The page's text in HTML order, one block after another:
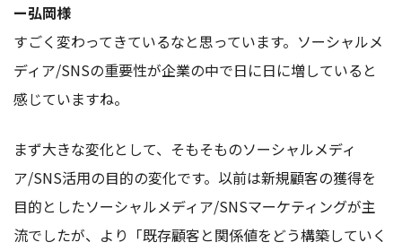
ー弘岡様
すごく変わってきているなと思っています。ソーシャルメ
ディア/SNSの重要性が企業の中で日に日に増していると
感じていますね。
まず大きな変化として、そもそものソーシャルメディ
ア/SNS活用の目的の変化です。以前は新規顧客の獲得を
目的としたソーシャルメディア/SNSマーケティングが主
流でしたが、より「既存顧客と関係値をどう構築していく